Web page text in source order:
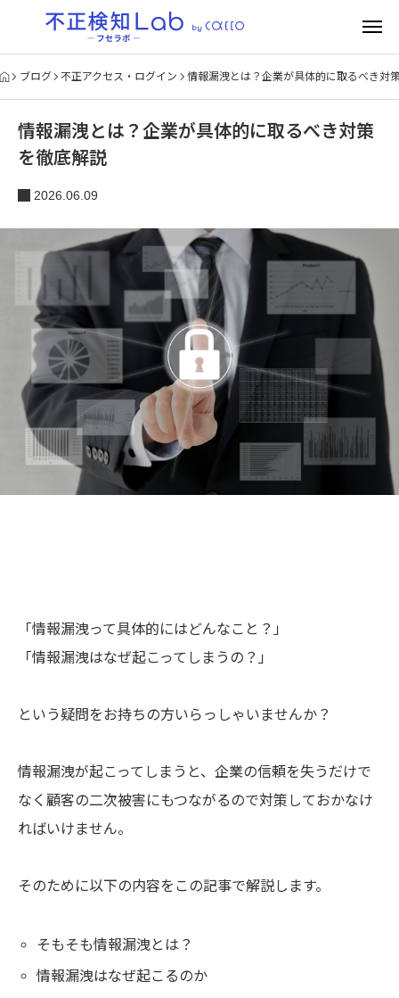
ブログ 不正アクセス・ログイン 情報漏洩とは？企業が具体的に取るべき対
情報漏洩とは？企業が具体的に取るべき対策
を徹底解説
2026.06.09
「情報漏洩って具体的にはどんなこと？」
「情報漏洩はなぜ起こってしまうの？」
という疑問をお持ちの方いらっしゃいませんか？
情報漏洩が起こってしまうと、企業の信頼を失うだけで
なく顧客の二次被害にもつながるので対策しておかなけ
ればいけません。
そのために以下の内容をこの記事で解説します。
そもそも情報漏洩とは？
情報漏洩はなぜ起こるのか